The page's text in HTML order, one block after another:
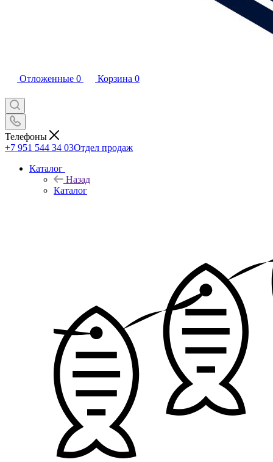
Отложенные 0 Корзина 0
Телефоны
+7 951 544 34 03Отдел продаж
Каталог
Назад
Каталог